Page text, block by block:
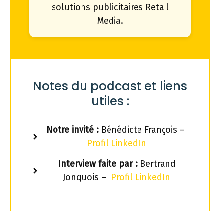
solutions publicitaires Retail
Media.
Notes du podcast et liens
utiles :
Notre invité : Bénédicte François –
Profil LinkedIn
Interview faite par : Bertrand
Jonquois – Profil LinkedIn